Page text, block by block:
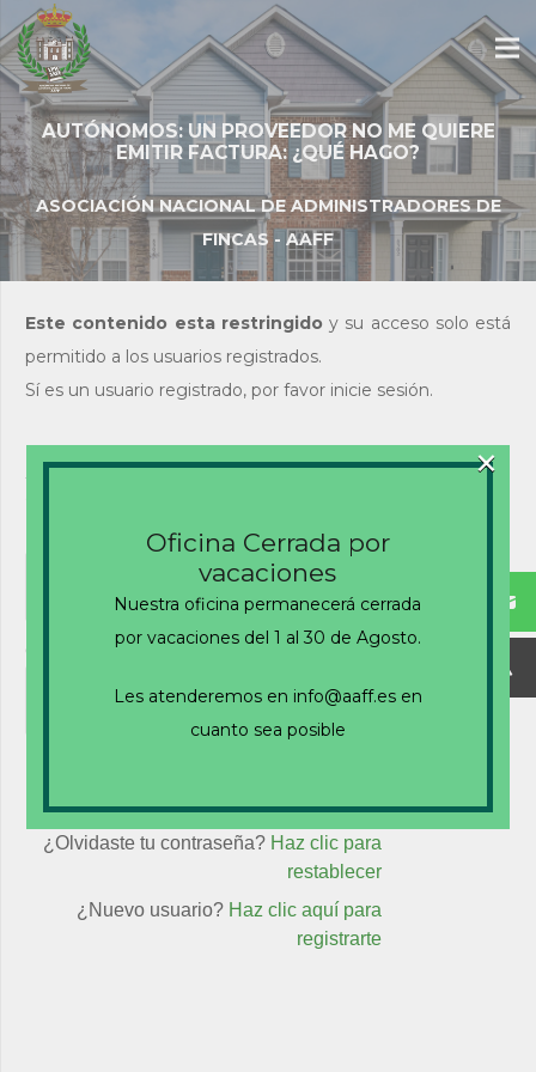
AUTÓNOMOS: UN PROVEEDOR NO ME QUIERE
EMITIR FACTURA: ¿QUÉ HAGO?
ASOCIACIÓN NACIONAL DE ADMINISTRADORES DE
FINCAS - AAFF
Este contenido esta restringido y su acceso solo está
permitido a los usuarios registrados.
Sí es un usuario registrado, por favor inicie sesión.
Acceso de usuarios
Nombre de usuario o correo electrónico
Contraseña
¿Olvidaste tu contraseña? Haz clic para
restablecer
¿Nuevo usuario? Haz clic aquí para
registrarte
Oficina Cerrada por
vacaciones
Nuestra oficina permanecerá cerrada
por vacaciones del 1 al 30 de Agosto.
Les atenderemos en info@aaff.es en
cuanto sea posible
×